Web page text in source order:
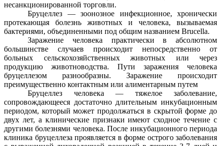
несанкционированной торговли.
Бруцеллез — зоонозное инфекционное, хронически
протекающая болезнь животных и человека, вызываемая
бактериями, объединенными под общим названием Brucella.
Заражение человека практически в абсолютном
большинстве случаев происходит непосредственно от
больных сельскохозяйственных животных или через
продукцию животноводства. Пути заражения человека
бруцеллезом разнообразны. Заражение происходит
преимущественно контактным или алиментарным путем
Бруцеллез человека — тяжелое заболевание,
сопровождающееся достаточно длительным инкубационным
периодом, который может продолжаться в скрытой форме до
двух лет, а клинические признаки имеют сходное течение с
другими болезнями человека. После инкубационного периода
клиника бруцеллеза проявляется в форме острого заболевания